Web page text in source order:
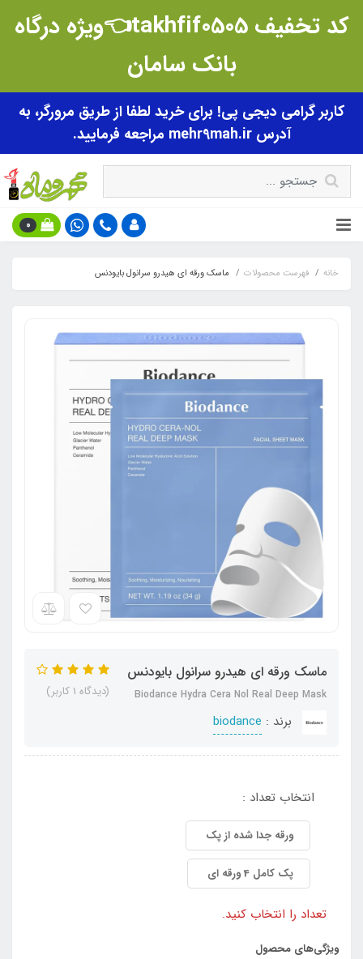
کد تخفیف takhfif0505👈ویژه درگاه
بانک سامان
کاربر گرامی دیجی پی! برای خرید لطفا از طریق مرورگر، به
آدرس mehr9mah.ir مراجعه فرمایید.
0
خانه فهرست محصولات ماسک ورقه ای هیدرو سرانول بایودنس
ماسک ورقه ای هیدرو سرانول بایودنس
Biodance Hydra Cera Nol Real Deep Mask
برند : biodance
(دیدگاه 1 کاربر)
انتخاب تعداد :
ورقه جدا شده از پک
پک کامل 4 ورقه ای
تعداد را انتخاب کنید.
ویژگی‌های محصول